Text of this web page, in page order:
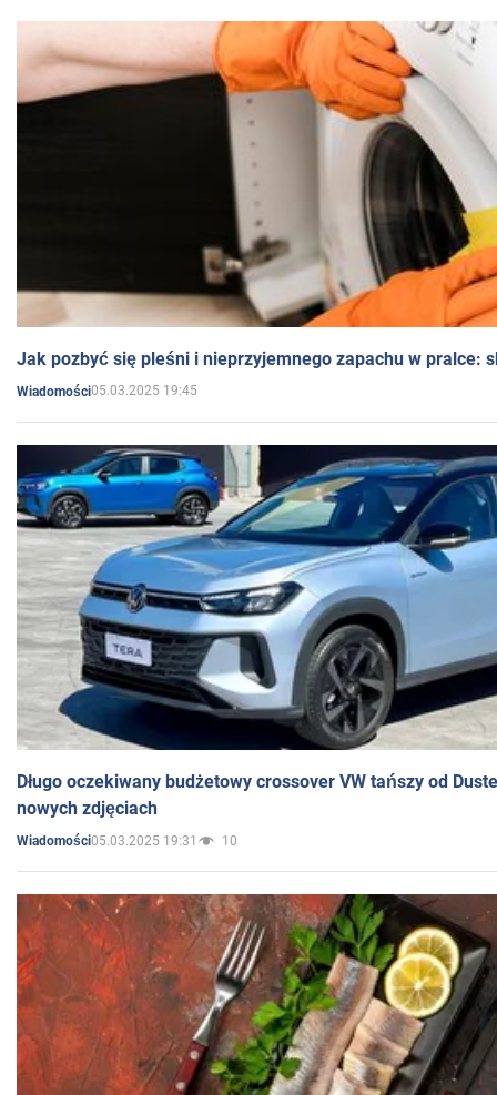
Jak pozbyć się pleśni i nieprzyjemnego zapachu w pralce:
Wiadomości05.03.2025 19:45
Długo oczekiwany budżetowy crossover VW tańszy od
nowych zdjęciach
Wiadomości05.03.2025 19:31 10